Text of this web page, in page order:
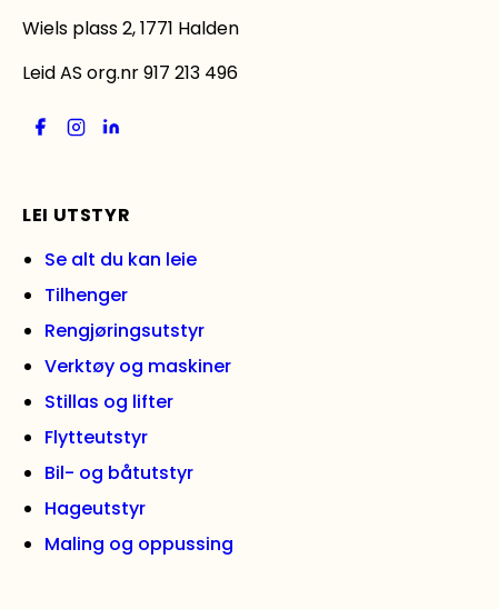
Wiels plass 2, 1771 Halden
Leid AS org.nr 917 213 496
LEI UTSTYR
Se alt du kan leie
Tilhenger
Rengjøringsutstyr
Verktøy og maskiner
Stillas og lifter
Flytteutstyr
Bil- og båtutstyr
Hageutstyr
Maling og oppussing